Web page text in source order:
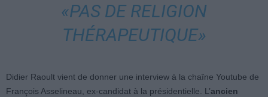
«PAS DE RELIGION
THÉRAPEUTIQUE»
Didier Raoult vient de donner une interview à la chaîne Youtube de
François Asselineau, ex-candidat à la présidentielle. L’ancien